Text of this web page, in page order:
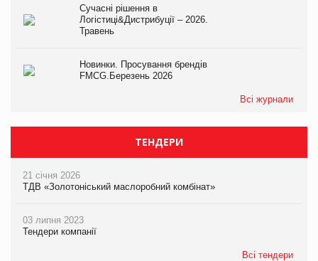
Сучасні рішення в
Логістиці&Дистрибуції – 2026.
Травень
Новинки. Просування брендів
FMCG.Березень 2026
Всі журнали
ТЕНДЕРИ
21 січня 2026
ТДВ «Золотоніський маслоробний комбінат»
03 липня 2023
Тендери компанії
Всі тендери